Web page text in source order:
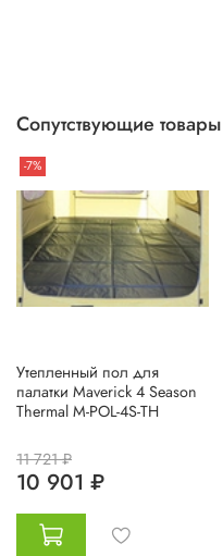
Сопутствующие товары
-7%
Утепленный пол для
палатки Maverick 4 Season
Thermal M-POL-4S-TH
11 721 ₽
10 901 ₽